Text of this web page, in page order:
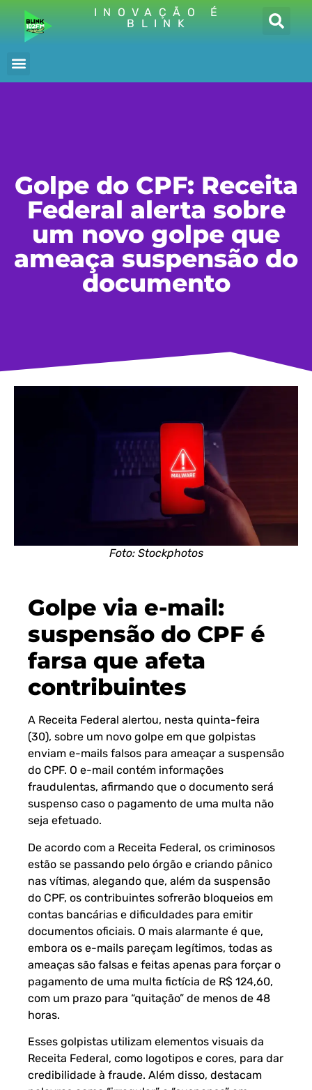
INOVAÇÃO É
BLINK
Golpe do CPF: Receita
Federal alerta sobre
um novo golpe que
ameaça suspensão do
documento
Foto: Stockphotos
Golpe via e-mail:
suspensão do CPF é
farsa que afeta
contribuintes
A Receita Federal alertou, nesta quinta-feira
(30), sobre um novo golpe em que golpistas
enviam e-mails falsos para ameaçar a suspensão
do CPF. O e-mail contém informações
fraudulentas, afirmando que o documento será
suspenso caso o pagamento de uma multa não
seja efetuado.
De acordo com a Receita Federal, os criminosos
estão se passando pelo órgão e criando pânico
nas vítimas, alegando que, além da suspensão
do CPF, os contribuintes sofrerão bloqueios em
contas bancárias e dificuldades para emitir
documentos oficiais. O mais alarmante é que,
embora os e-mails pareçam legítimos, todas as
ameaças são falsas e feitas apenas para forçar o
pagamento de uma multa fictícia de R$ 124,60,
com um prazo para “quitação” de menos de 48
horas.
Esses golpistas utilizam elementos visuais da
Receita Federal, como logotipos e cores, para dar
credibilidade à fraude. Além disso, destacam